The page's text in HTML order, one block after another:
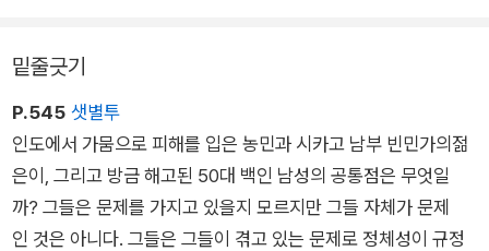
을 내게 되는 경우를 피하기 위해 1997년과 1998년에 번 소득에
휴년 이듬해의 노동 공급량만 비교해 보면 되는 것이다. 그렇게
밑줄긋기
P.545 샛별투
인도에서 가뭄으로 피해를 입은 농민과 시카고 남부 빈민가의젊
은이, 그리고 방금 해고된 50대 백인 남성의 공통점은 무엇일
까? 그들은 문제를 가지고 있을지 모르지만 그들 자체가 문제
인 것은 아니다. 그들은 그들이 겪고 있는 문제로 정체성이 규정